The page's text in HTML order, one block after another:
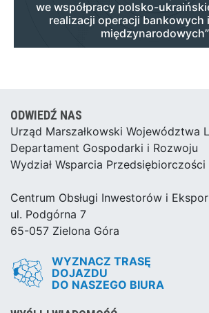
we współpracy polsko-
realizacji operacji bankowych
międzynarodowych”
ODWIEDŹ NAS
Urząd Marszałkowski Województwa
Departament Gospodarki i Rozwoju
Wydział Wsparcia Przedsiębiorczości
Centrum Obsługi Inwestorów i
ul. Podgórna 7
65-057 Zielona Góra
WYZNACZ TRASĘ
DOJAZDU
DO NASZEGO BIURA